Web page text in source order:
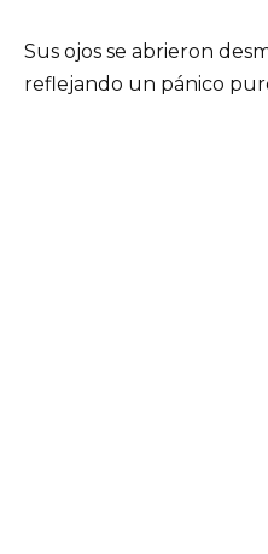
Sus ojos se abrieron
reflejando un pánico